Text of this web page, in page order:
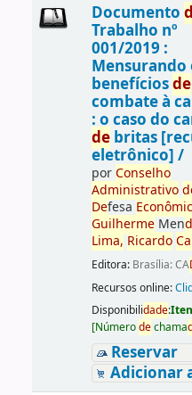
Documento
Trabalho nº
001/2019 :
Mensurando
benefíciosde
combate à
: o caso do
debritas
eletrônico] /
porConselho
Administrativo
Defesa
GuilhermeMen
Lima, Ricardo
Editora: Brasília: CA
Recursos online:
Disponibilidade:
[Númerodechama
Reservar
Adicionar